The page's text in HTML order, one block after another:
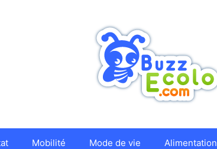
Mobilité Mode de vie Alimentation